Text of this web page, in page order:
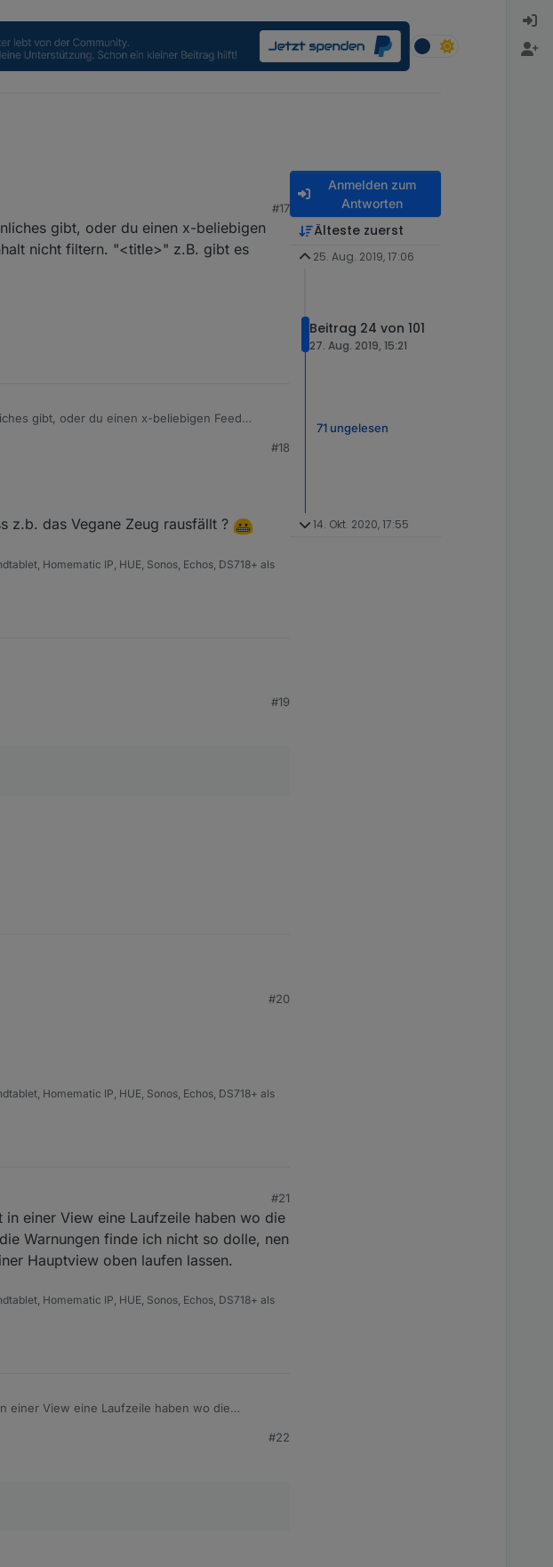
#17
gibt, oder du einen x-beliebigen
nicht filtern. "<title>" z.B. gibt es
gibt, oder du einen x-beliebigen Feed
#18
z.b. das Vegane Zeug rausfällt ?
Homematic IP, HUE, Sonos, Echos, DS718+ als
das Vegane Zeug rausfällt ?
#19
#20
Homematic IP, HUE, Sonos, Echos, DS718+ als
#21
einer View eine Laufzeile haben wo die
Warnungen finde ich nicht so dolle, nen
Hauptview oben laufen lassen.
Homematic IP, HUE, Sonos, Echos, DS718+ als
einer View eine Laufzeile haben wo die
Hauptview oben laufen lassen.
#22
Anmelden zum
Antworten
Älteste zuerst
25. Aug. 2019, 17:06
Beitrag 24 von 101
27. Aug. 2019, 15:21
71 ungelesen
14. Okt. 2020, 17:55